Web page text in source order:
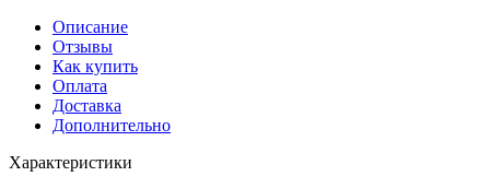
Описание
Отзывы
Как купить
Оплата
Доставка
Дополнительно
Характеристики